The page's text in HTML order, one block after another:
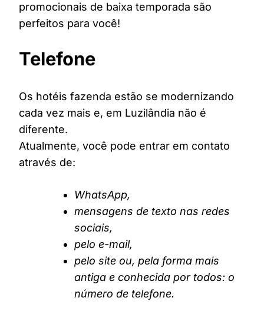
promocionais de baixa temporada são
perfeitos para você!
Telefone
Os hotéis fazenda estão se modernizando
cada vez mais e, em Luzilândia não é
diferente.
Atualmente, você pode entrar em contato
através de:
WhatsApp,
mensagens de texto nas redes
sociais,
pelo e-mail,
pelo site ou, pela forma mais
antiga e conhecida por todos: o
número de telefone.